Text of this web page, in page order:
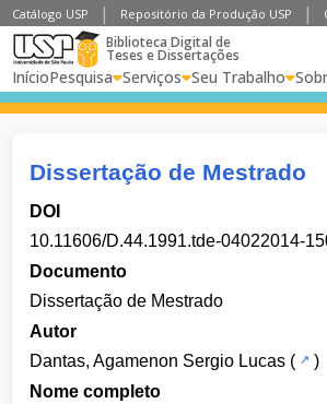
Catálogo USP Repositório da Produção USP
Biblioteca Digital de
Teses e Dissertações
InícioPesquisa Serviços Seu Trabalho
Dissertação de Mestrado
DOI
10.11606/D.44.1991.tde-04022014-
Documento
Dissertação de Mestrado
Autor
Dantas, Agamenon Sergio Lucas (
)
Nome completo